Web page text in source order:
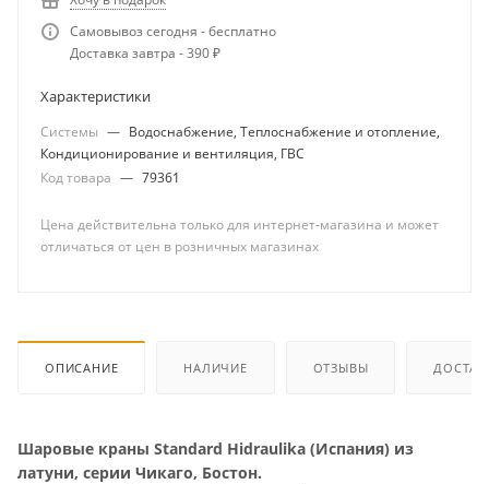
Самовывоз сегодня - бесплатно
Доставка завтра - 390 ₽
Характеристики
Системы — Водоснабжение, Теплоснабжение и отопление,
Кондиционирование и вентиляция, ГВС
Код товара — 79361
Цена действительна только для интернет-магазина и может
отличаться от цен в розничных магазинах
ОПИСАНИЕ НАЛИЧИЕ ОТЗЫВЫ
Шаровые краны Standard Hidraulika (Испания) из
латуни, серии Чикаго, Бостон.